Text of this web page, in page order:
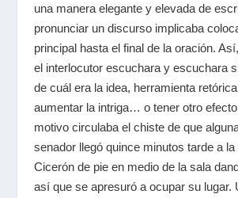
una manera elegante y elevada de
pronunciar un discurso implicaba
principal hasta el final de la oración.
el interlocutor escuchara y escuchara
de cuál era la idea, herramienta
aumentar la intriga… o tener otro
motivo circulaba el chiste de que
senador llegó quince minutos tarde a
Cicerón de pie en medio de la sala
así que se apresuró a ocupar su lugar.